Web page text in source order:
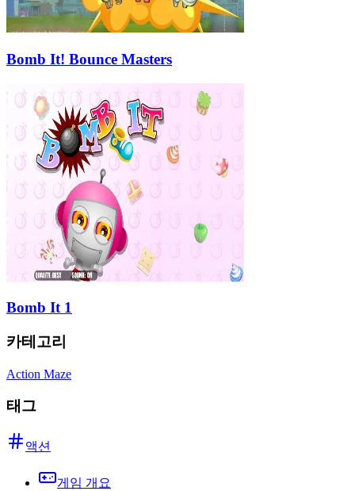
Bomb It! Bounce Masters
Bomb It 1
카테고리
Action Maze
태그
액션
게임 개요